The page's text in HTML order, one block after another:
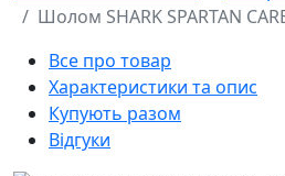
Шолом SHARK SPARTAN
Все про товар
Характеристики та опис
Купують разом
Відгуки